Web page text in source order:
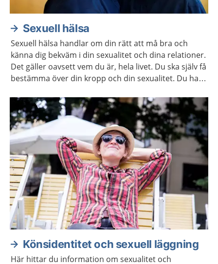
Sexuell hälsa
Sexuell hälsa handlar om din rätt att må bra och
känna dig bekväm i din sexualitet och dina relationer.
Det gäller oavsett vem du är, hela livet. Du ska själv få
bestämma över din kropp och din sexualitet. Du har
hittar du mer information och stöd för att ta hand
om din sexuella hälsa.
Könsidentitet och sexuell läggning
Här hittar du information om sexualitet och